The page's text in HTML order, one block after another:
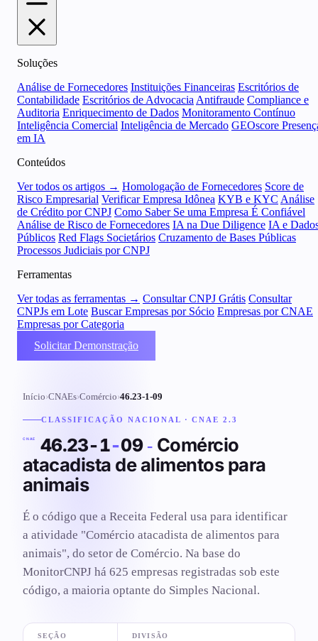
Soluções
Análise de Fornecedores Instituições Financeiras Escritórios de
Contabilidade Escritórios de Advocacia Antifraude Compliance e
Auditoria Enriquecimento de Dados Monitoramento Contínuo
Inteligência Comercial Inteligência de Mercado GEOscore
em IA
Conteúdos
Ver todos os artigos → Homologação de Fornecedores Score de
Risco Empresarial Verificar Empresa Idônea KYB e KYC Análise
de Crédito por CNPJ Como Saber Se uma Empresa É Confiável
Análise de Risco de Fornecedores IA na Due Diligence IA e
Públicos Red Flags Societários Cruzamento de Bases Públicas
Processos Judiciais por CNPJ
Ferramentas
Ver todas as ferramentas → Consultar CNPJ Grátis Consultar
CNPJs em Lote Buscar Empresas por Sócio Empresas por CNAE
Empresas por Categoria
Solicitar Demonstração
Início›CNAEs›Comércio›46.23-1-09
CLASSIFICAÇÃO NACIONAL · CNAE 2.3
CNAE 46.23-1-09- Comércio
atacadista de alimentos para
animais
É o código que a Receita Federal usa para identificar
a atividade "Comércio atacadista de alimentos para
animais", do setor de Comércio. Na base do
MonitorCNPJ há 625 empresas registradas sob este
código, a maioria optante do Simples Nacional.
SEÇÃO DIVISÃO